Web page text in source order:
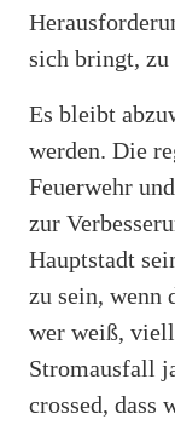
sich bringt, zu
Es bleibt
werden. Die
Feuerwehr
zur
Hauptstadt
zu sein, wenn
wer weiß,
Stromausfall
crossed, dass